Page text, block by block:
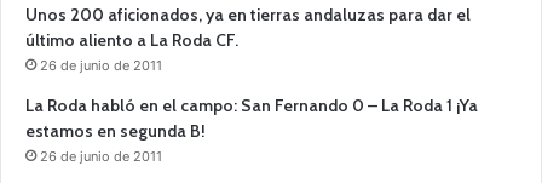
Unos 200 aficionados, ya en tierras andaluzas para dar el
último aliento a La Roda CF.
26 de junio de 2011
La Roda habló en el campo: San Fernando 0 – La Roda 1 ¡Ya
estamos en segunda B!
26 de junio de 2011